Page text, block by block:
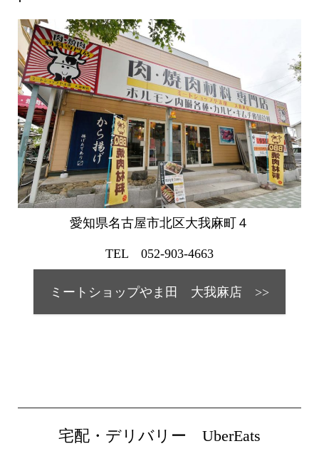
愛知県名古屋市北区大我麻町４
TEL 052-903-4663
ミートショップやま田 大我麻店 >>
宅配・デリバリー UberEats